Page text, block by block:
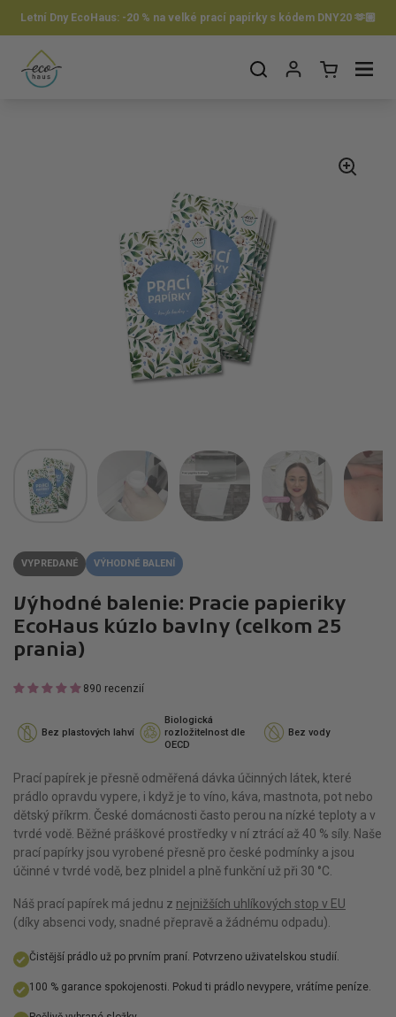
Letní Dny EcoHaus: -20 % na velké prací papírky s kódem DNY20 🫶🏼
Otvorit košík Otvor ponuku
VYPREDANÉ VÝHODNÉ BALENÍ
Výhodné balenie: Pracie papieriky
EcoHaus kúzlo bavlny (celkom 25
prania)
890 recenzií
Bez plastových lahví
Biologická
rozložitelnost dle
OECD
Bez vody
Prací papírek je přesně odměřená dávka účinných látek, které
prádlo opravdu vypere, i když je to víno, káva, mastnota, pot nebo
dětský příkrm. České domácnosti často perou na nízké teploty a v
tvrdé vodě. Běžné práškové prostředky v ní ztrácí až 40 % síly. Naše
prací papírky jsou vyrobené přesně pro české podmínky a jsou
účinné v tvrdé vodě, bez plnidel a plně funkční už při 30 °C.
Náš prací papírek má jednu z nejnižších uhlíkových stop v EU
(díky absenci vody, snadné přepravě a žádnému odpadu).
Čistější prádlo už po prvním praní. Potvrzeno uživatelskou studií.
100 % garance spokojenosti. Pokud ti prádlo nevypere, vrátíme peníze.